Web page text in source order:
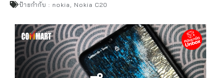
ป้ายกำกับ : nokia Nokia C20